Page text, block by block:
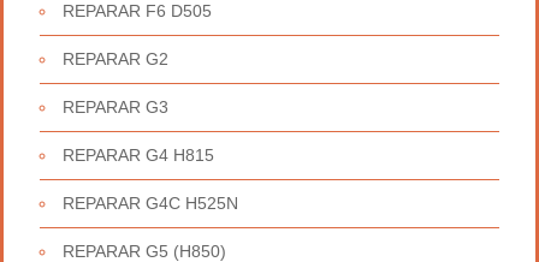
REPARAR F6 D505
REPARAR G2
REPARAR G3
REPARAR G4 H815
REPARAR G4C H525N
REPARAR G5 (H850)